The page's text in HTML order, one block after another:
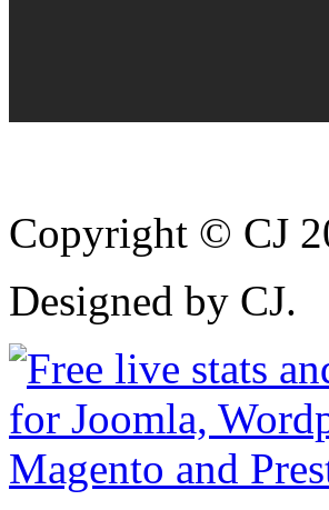
Copyright © CJ
Designed by CJ.